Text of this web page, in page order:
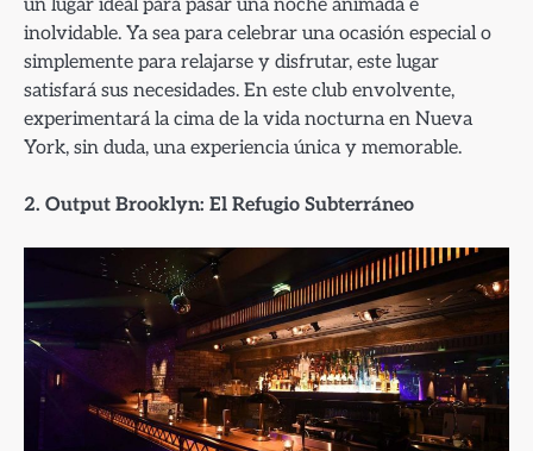
inolvidable. Ya sea para celebrar una ocasión especial o
simplemente para relajarse y disfrutar, este lugar
satisfará sus necesidades. En este club envolvente,
experimentará la cima de la vida nocturna en Nueva
York, sin duda, una experiencia única y memorable.
2. Output Brooklyn: El Refugio Subterráneo